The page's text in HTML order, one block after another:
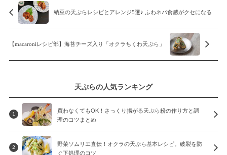
納豆の天ぷらレシピとアレンジ5選♪ ふわネバ食感がクセになる
【macaroniレシピ部】海苔チーズ入り「オクラちくわ天ぷら」
天ぷらの人気ランキング
1
買わなくてもOK！さっくり揚がる天ぷら粉の作り方と調
理のコツまとめ
2
野菜ソムリエ直伝！オクラの天ぷら基本レシピ。破裂を防
ぐ下処理のコツ